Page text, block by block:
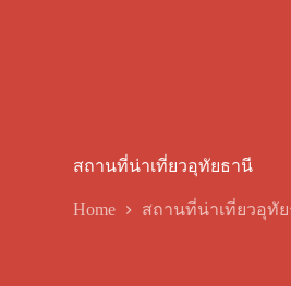
สถานที่น่าเที่ยวอุทัยธานี
Home สถานที่น่าเที่ยวอุทั